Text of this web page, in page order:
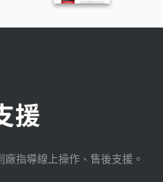
援
指導線上操作、售後支援。